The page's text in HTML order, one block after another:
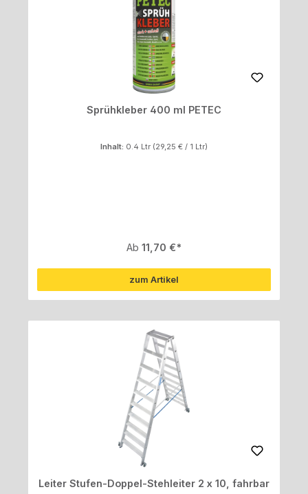
Sprühkleber 400 ml PETEC
Inhalt: 0.4 Ltr (29,25 € / 1 Ltr)
Regulärer Preis:
Ab 11,70 €
zum Artikel
Leiter Stufen-Doppel-Stehleiter 2 x 10, fahrbar